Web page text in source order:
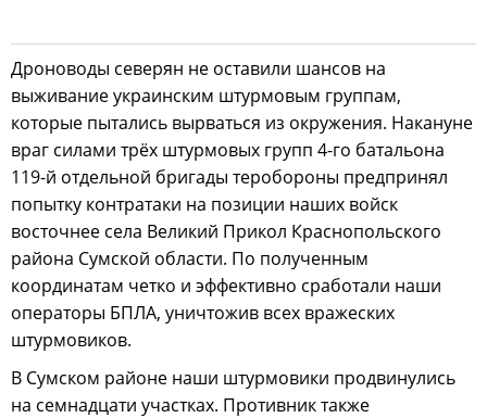
Дроноводы северян не оставили шансов на
выживание украинским штурмовым группам,
которые пытались вырваться из окружения. Накануне
враг силами трёх штурмовых групп 4-го батальона
119-й отдельной бригады теробороны предпринял
попытку контратаки на позиции наших войск
восточнее села Великий Прикол Краснопольского
района Сумской области. По полученным
координатам четко и эффективно сработали наши
операторы БПЛА, уничтожив всех вражеских
штурмовиков.
В Сумском районе наши штурмовики продвинулись
на семнадцати участках. Противник также